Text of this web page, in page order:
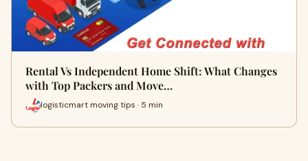
Rental Vs Independent Home Shift: What Changes
with Top Packers and Move…
logisticmart moving tips · 5 min